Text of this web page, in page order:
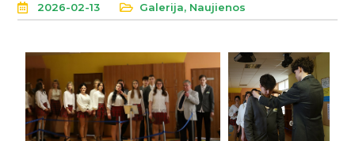
2026-02-13 Galerija, Naujienos